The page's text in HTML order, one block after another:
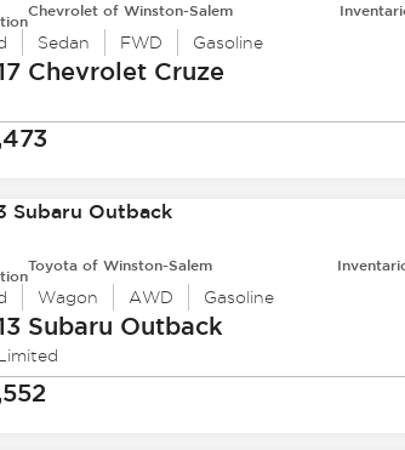
Chevrolet of Winston-Salem
Sedan FWD Gasoline
ChevroletCruze
Toyota of Winston-Salem
Wagon AWD Gasoline
Subaru Outback